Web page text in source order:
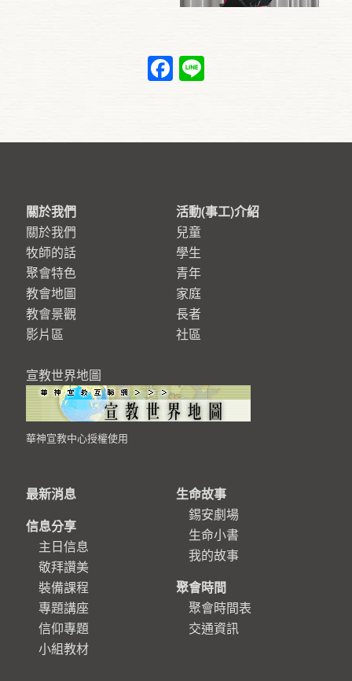
Facebook
關於我們
關於我們
牧師的話
聚會特色
教會地圖
教會景觀
影片區
宣教世界地圖
華神宣教中心授權使用
活動(事工)介紹
兒童
學生
青年
家庭
長者
社區
最新消息
信息分享
主日信息
敬拜讚美
裝備課程
專題講座
信仰專題
小組教材
生命故事
錫安劇場
生命小書
我的故事
聚會時間
聚會時間表
交通資訊